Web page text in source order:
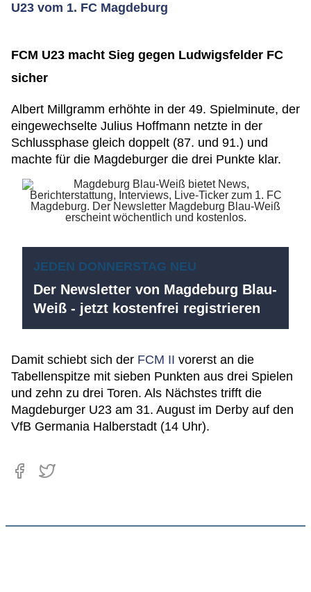
U23 vom 1. FC Magdeburg
FCM U23 macht Sieg gegen Ludwigsfelder FC
sicher
Albert Millgramm erhöhte in der 49. Spielminute, der
eingewechselte Julius Hoffmann netzte in der
Schlussphase gleich doppelt (87. und 91.) und
machte für die Magdeburger die drei Punkte klar.
JEDEN DONNERSTAG NEU
Der Newsletter von Magdeburg Blau-
Weiß - jetzt kostenfrei registrieren
Damit schiebt sich der FCM II vorerst an die
Tabellenspitze mit sieben Punkten aus drei Spielen
und zehn zu drei Toren. Als Nächstes trifft die
Magdeburger U23 am 31. August im Derby auf den
VfB Germania Halberstadt (14 Uhr).